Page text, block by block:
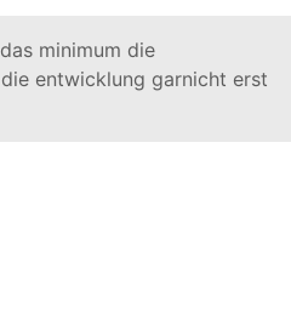
minimum die
entwicklung garnicht erst